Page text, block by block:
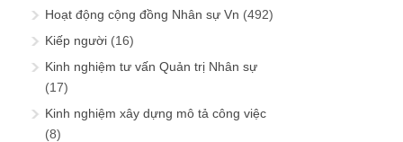
Hoạt động cộng đồng Nhân sự Vn (492)
Kiếp người (16)
Kinh nghiệm tư vấn Quản trị Nhân sự
(17)
Kinh nghiệm xây dựng mô tả công việc
(8)